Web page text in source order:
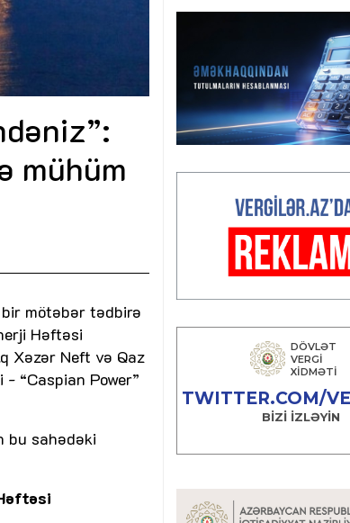
mühüm
mötəbər tədbirə
Həftəsi
Xəzər Neft və Qaz
“Caspian Power”
bu sahədəki